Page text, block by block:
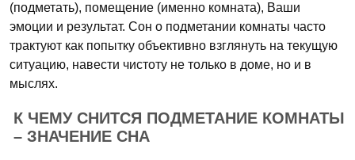
(подметать), помещение (именно комната), Ваши
эмоции и результат. Сон о подметании комнаты часто
трактуют как попытку объективно взглянуть на текущую
ситуацию, навести чистоту не только в доме, но и в
мыслях.
К ЧЕМУ СНИТСЯ ПОДМЕТАНИЕ КОМНАТЫ
– ЗНАЧЕНИЕ СНА